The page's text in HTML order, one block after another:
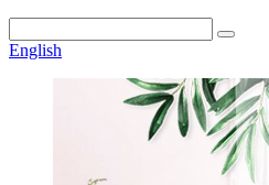
English